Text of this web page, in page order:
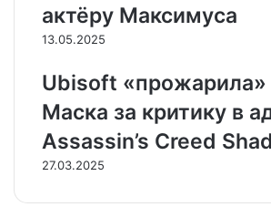
ю
п
ч
у
актёру Максимуса
13.05.2025
Ubisoft «прожарила»
Маска за критику в
Assassin’s Creed
27.03.2025